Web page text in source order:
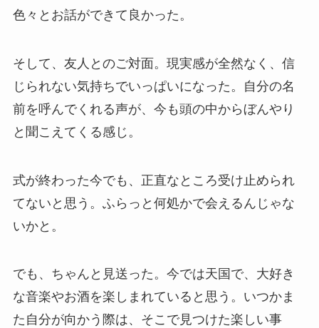
色々とお話ができて良かった。
そして、友人とのご対面。現実感が全然なく、信
じられない気持ちでいっぱいになった。自分の名
前を呼んでくれる声が、今も頭の中からぼんやり
と聞こえてくる感じ。
式が終わった今でも、正直なところ受け止められ
てないと思う。ふらっと何処かで会えるんじゃな
いかと。
でも、ちゃんと見送った。今では天国で、大好き
な音楽やお酒を楽しまれていると思う。いつかま
た自分が向かう際は、そこで見つけた楽しい事